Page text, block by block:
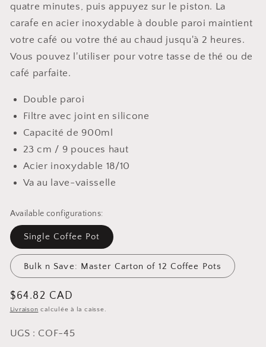
quatre minutes, puis appuyez sur le piston. La
carafe en acier inoxydable à double paroi maintient
votre café ou votre thé au chaud jusqu'à 2 heures.
Vous pouvez l'utiliser pour votre tasse de thé ou de
café parfaite.
Double paroi
Filtre avec joint en silicone
Capacité de 900ml
23 cm / 9 pouces haut
Acier inoxydable 18/10
Va au lave-vaisselle
Available configurations:
Single Coffee Pot
Bulk n Save: Master Carton of 12 Coffee Pots
Prix
​​
$64.82 CAD
Livraison calculée à la caisse.
UGS : COF-45